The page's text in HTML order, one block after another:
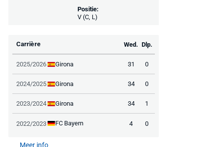
AANBIEDING -40%
Positie:
V (C, L)
Carrière Wed. Dlp.
2025/2026 Girona 31 0
2024/2025 Girona 34 0
2023/2024 Girona 34 1
2022/2023 FC Bayern 4 0
Meer info